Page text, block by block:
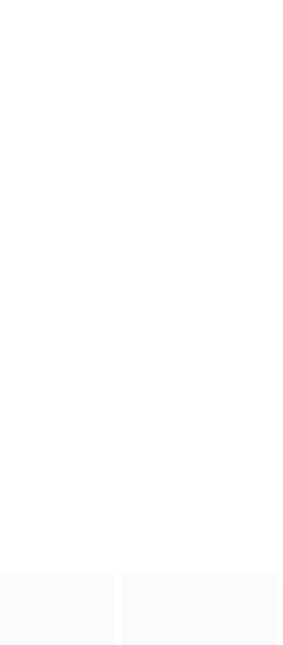
捏的对象。但是好在，金小喵手握逆
进垃圾桶：“如你所愿。”他走了，
你。白云寺禅房内，一身白衣长裙，面